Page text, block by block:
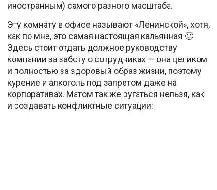
иностранным) самого разного масштаба.
Эту комнату в офисе называют «Ленинской», хотя,
как по мне, это самая настоящая кальянная 🙂
Здесь стоит отдать должное руководству
компании за заботу о сотрудниках — она целиком
и полностью за здоровый образ жизни, поэтому
курение и алкоголь под запретом даже на
корпоративах. Матом так же ругаться нельзя, как
и создавать конфликтные ситуации: